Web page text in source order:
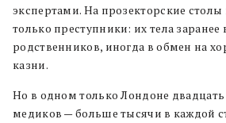
экспертами. На прозекторские
только преступники: их тела заранее
родственников, иногда в обмен на
казни.
Но в одном только Лондоне
медиков — больше тысячи в каждой